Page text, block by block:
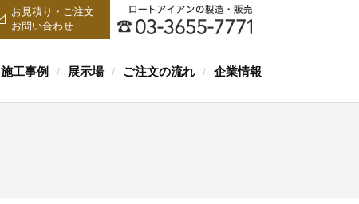
お見積り・ご注文
お問い合わせ
施工事例 / 展示場 / ご注文の流れ / 企業情報